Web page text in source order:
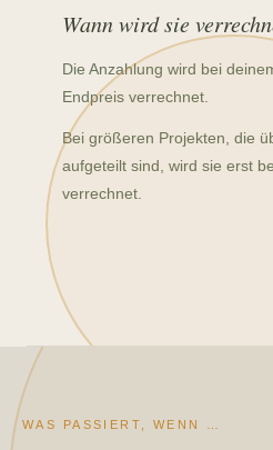
Wann wird sie
Die Anzahlung wird bei
Endpreis verrechnet.
Bei größeren Projekten, die
aufgeteilt sind, wird sie erst
verrechnet.
WAS PASSIERT, WENN …